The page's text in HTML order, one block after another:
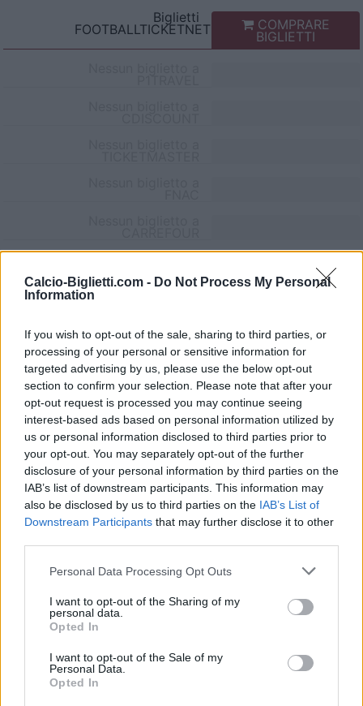
Calcio-Biglietti.com - Do Not Process My Personal
Information
If you wish to opt-out of the sale, sharing to third parties, or
processing of your personal or sensitive information for
targeted advertising by us, please use the below opt-out
section to confirm your selection. Please note that after your
opt-out request is processed you may continue seeing
interest-based ads based on personal information utilized by
us or personal information disclosed to third parties prior to
your opt-out. You may separately opt-out of the further
disclosure of your personal information by third parties on the
IAB’s list of downstream participants. This information may
also be disclosed by us to third parties on the IAB’s List of
Downstream Participants that may further disclose it to other
Personal Data Processing Opt Outs
I want to opt-out of the Sharing of my
personal data.
Opted In
I want to opt-out of the Sale of my
Personal Data.
Opted In
Biglietti
FOOTBALLTICKETNET COMPRARE
BIGLIETTI
Partite Frosinone Torino
2023 Frosinone 0-0 Torino
2023 Torino 1-2 Frosinone
2019 Frosinone 1-2 Torino
2018 Torino 3-2 Frosinone
2016 Torino 4-2 Frosinone
2015 Frosinone 1-2 Torino
Prossime partite Frosinone
Frosinone